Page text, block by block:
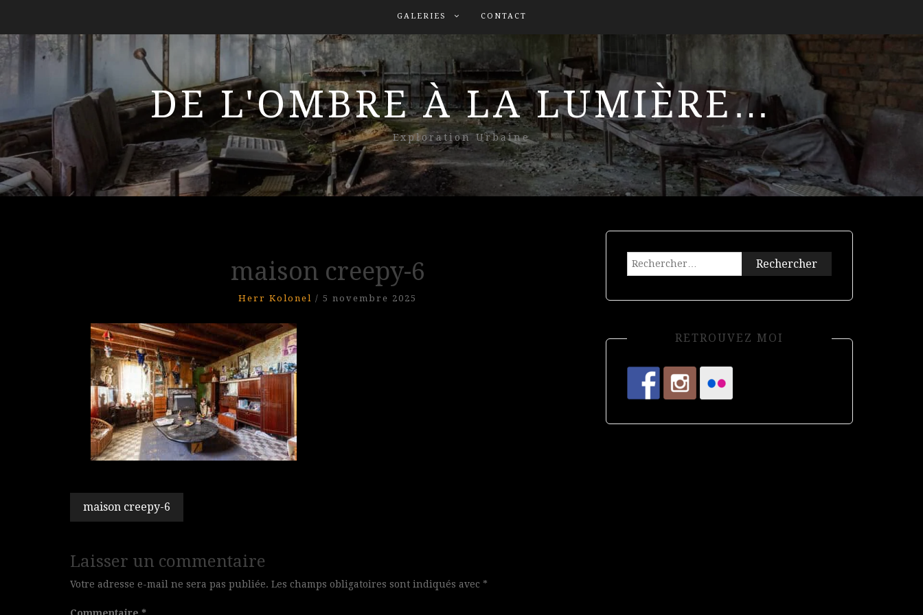
GALERIES CONTACT
DE L'OMBRE À LA LUMIÈRE…
Exploration Urbaine
maison creepy-6
Herr Kolonel / 5 novembre 2025
Navigation
de
l’article
maison creepy-6
Laisser un commentaire
Votre adresse e-mail ne sera pas publiée. Les champs obligatoires sont indiqués avec *
Rechercher :
RETROUVEZ MOI